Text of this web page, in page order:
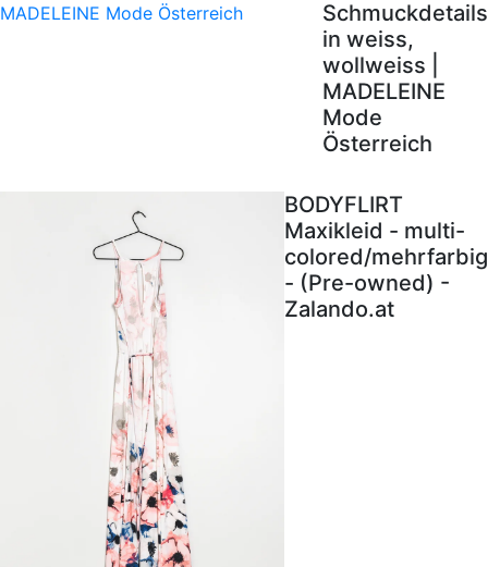
Schmuckdetails
in weiss,
wollweiss |
MADELEINE
Mode
Österreich
BODYFLIRT
Maxikleid - multi-
colored/mehrfarbig
- (Pre-owned) -
Zalando.at